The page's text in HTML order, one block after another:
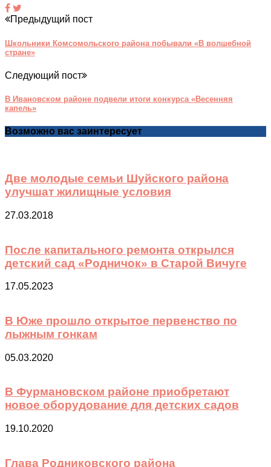
Предыдущий пост
Школьники Комсомольского района побывали «В волшебной
стране»
Следующий пост
В Ивановском районе подвели итоги конкурса «Весенняя
капель»
Возможно вас заинтересует
Две молодые семьи Шуйского района
улучшат жилищные условия
27.03.2018
После капитального ремонта открылся
детский сад «Родничок» в Старой Вичуге
17.05.2023
В Юже прошло открытое первенство по
лыжным гонкам
05.03.2020
В Фурмановском районе приобретают
новое оборудование для детских садов
19.10.2020
Глава Родниковского района